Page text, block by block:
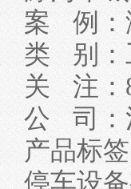
案 例：
类 别：
关 注：
公 司：
产品标
停车设